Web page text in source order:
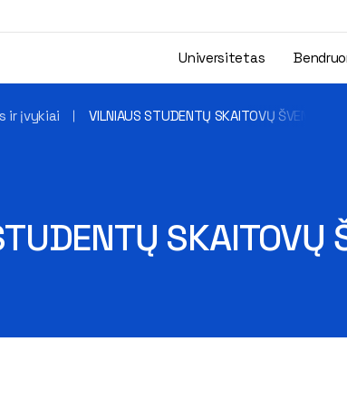
Universitetas
ir įvykiai VILNIAUS STUDENTŲ SKAITOVŲ ŠVENTĖ
SKAITOVŲ